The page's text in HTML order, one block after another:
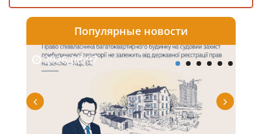
Популярные новости
2026-08-07